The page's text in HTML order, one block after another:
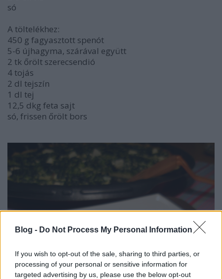
Blog - Do Not Process My Personal Information
If you wish to opt-out of the sale, sharing to third parties, or
processing of your personal or sensitive information for
targeted advertising by us, please use the below opt-out
só
A töltelékhez:
450 g fagyasztott spenót
5-6 újhagyma, szárával együtt
2 tk őrölt szerecsendió
4 tojás
2 dl tejszín
1 dl tej
12,5 dkg feta sajt
só, frissen őrölt bors